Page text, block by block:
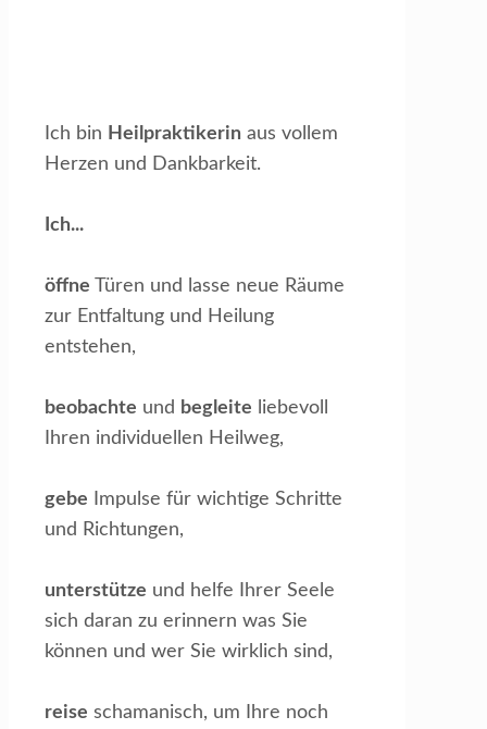
Ich bin Heilpraktikerin aus vollem
Herzen und Dankbarkeit.
Ich...
öffne Türen und lasse neue Räume
zur Entfaltung und Heilung
entstehen,
beobachte und begleite liebevoll
Ihren individuellen Heilweg,
gebe Impulse für wichtige Schritte
und Richtungen,
unterstütze und helfe Ihrer Seele
sich daran zu erinnern was Sie
können und wer Sie wirklich sind,
reise schamanisch, um Ihre noch